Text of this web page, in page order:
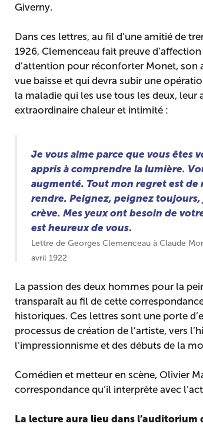
Giverny.
Dans ces lettres, au fil d’une amitié de
1926, Clemenceau fait preuve
d’attention pour réconforter Monet, son
vue baisse et qui devra subir une
la maladie qui les use tous les deux, leur
extraordinaire chaleur et intimité :
Je vous aime parce que vous êtes
appris à comprendre la lumière.
augmenté. Tout mon regret est de
rendre. Peignez, peignez toujours,
crève. Mes yeux ont besoin de
est heureux de vous.
Lettre de Georges Clemenceau à Claude
avril 1922
La passion des deux hommes pour la
transparaît au fil de cette
historiques. Ces lettres sont une porte
processus de création de l’artiste, vers
l’impressionnisme et des débuts de la
Comédien et metteur en scène, Olivier
correspondance qu’il interprète avec
La lecture aura lieu dans l’auditorium